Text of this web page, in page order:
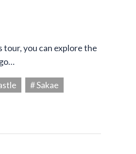
you can explore the
# Sakae